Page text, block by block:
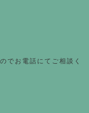
でお電話にてご相談く